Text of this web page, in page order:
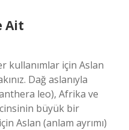
Ait
kullanımlar için Aslan
Dağ aslanıyla
leo), Afrika ve
büyük bir
Aslan (anlam ayrımı)